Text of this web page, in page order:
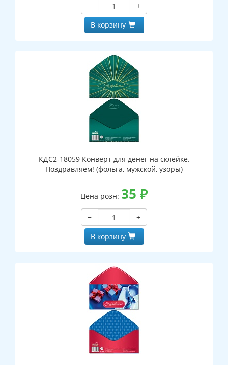
−
+
В корзину
КДС2-18059 Конверт для денег на склейке.
Поздравляем! (фольга, мужской, узоры)
Цена розн: 35 ₽
−
+
В корзину